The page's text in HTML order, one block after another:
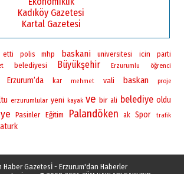
Kadıköy Gazetesi
Kartal Gazetesi
etti polis mhp baskani universitesi icin parti
belediyesi Büyükşehir Erzurumlu öğrenci
Erzurum’da kar mehmet vali baskan proje
erzurumlular yeni kayak ve bir ali belediye oldu
Pasinler Eğitim Palandöken ak Spor trafik
Haber Gazetesİ - Erzurum'dan Haberler